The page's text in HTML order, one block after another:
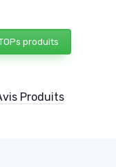
produits
Produits